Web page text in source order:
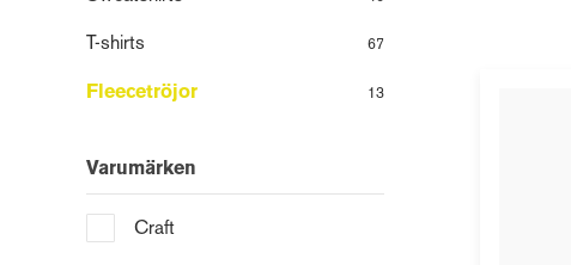
T-shirts 67
Fleecetröjor 13
Varumärken
Craft